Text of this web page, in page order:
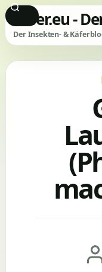
Käfer.eu -
Der Insekten- &